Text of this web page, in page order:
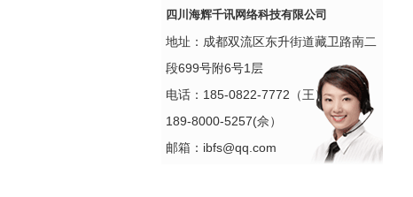
四川海辉千讯网络科技有限公司
地址：成都双流区东升街道藏卫路南二
段699号附6号1层
电话：185-0822-7772（王）
189-8000-5257(佘）
邮箱：ibfs@qq.com